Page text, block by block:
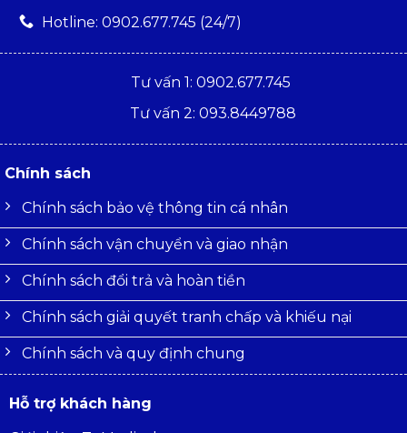
Hotline: 0902.677.745 (24/7)
Tư vấn 1: 0902.677.745
Tư vấn 2: 093.8449788
Chính sách
Chính sách bảo vệ thông tin cá nhân
Chính sách vận chuyển và giao nhận
Chính sách đổi trả và hoàn tiền
Chính sách giải quyết tranh chấp và khiếu nại
Chính sách và quy định chung
Hỗ trợ khách hàng